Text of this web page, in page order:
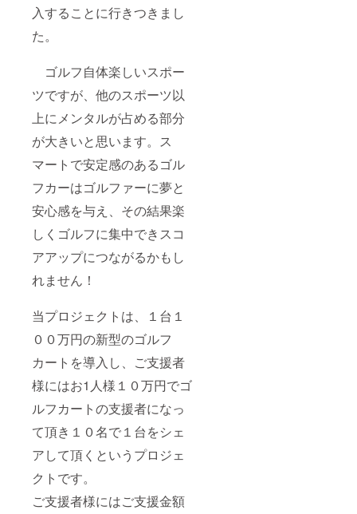
入することに行きつきまし
た。
ゴルフ自体楽しいスポー
ツですが、他のスポーツ以
上にメンタルが占める部分
が大きいと思います。ス
マートで安定感のあるゴル
フカーはゴルファーに夢と
安心感を与え、その結果楽
しくゴルフに集中できスコ
アアップにつながるかもし
れません！
当プロジェクトは、１台１
００万円の新型のゴルフ
カートを導入し、ご支援者
様にはお1人様１０万円でゴ
ルフカートの支援者になっ
て頂き１０名で１台をシェ
アして頂くというプロジェ
クトです。
ご支援者様にはご支援金額